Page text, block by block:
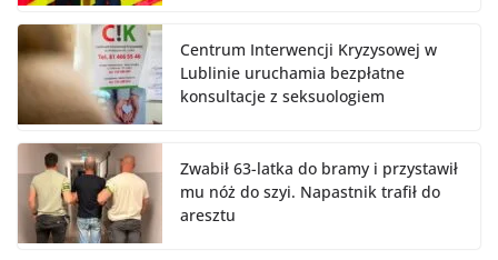
Centrum Interwencji Kryzysowej w
Lublinie uruchamia bezpłatne
konsultacje z seksuologiem
Zwabił 63-latka do bramy i przystawił
mu nóż do szyi. Napastnik trafił do
aresztu